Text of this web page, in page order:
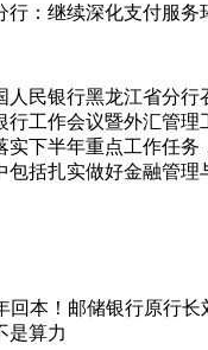
行：继续深化支付服务
人民银行黑龙江省分行
行工作会议暨外汇管理
实下半年重点工作任务
包括扎实做好金融管理
回本！邮储银行原行长
是算力